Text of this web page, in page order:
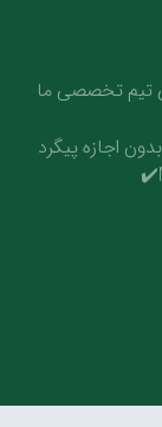
تیم تخصصی ما
اجازه پیگرد